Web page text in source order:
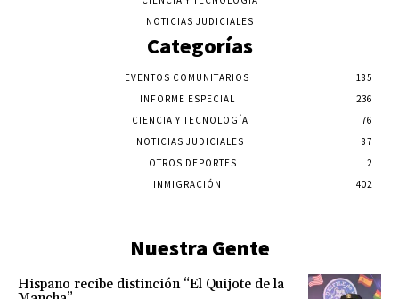
NOTICIAS JUDICIALES
Categorías
EVENTOS COMUNITARIOS
185
INFORME ESPECIAL
236
CIENCIA Y TECNOLOGÍA
76
NOTICIAS JUDICIALES
87
OTROS DEPORTES
2
INMIGRACIÓN
402
Nuestra Gente
Hispano recibe distinción “El Quijote de la